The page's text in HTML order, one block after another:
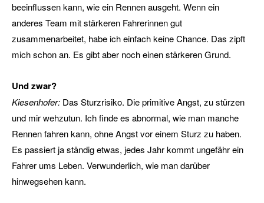
beeinflussen kann, wie ein Rennen ausgeht. Wenn ein
anderes Team mit stärkeren Fahrerinnen gut
zusammenarbeitet, habe ich einfach keine Chance. Das zipft
mich schon an. Es gibt aber noch einen stärkeren Grund.
Und zwar?
Kiesenhofer: Das Sturzrisiko. Die primitive Angst, zu stürzen
und mir wehzutun. Ich finde es abnormal, wie man manche
Rennen fahren kann, ohne Angst vor einem Sturz zu haben.
Es passiert ja ständig etwas, jedes Jahr kommt ungefähr ein
Fahrer ums Leben. Verwunderlich, wie man darüber
hinwegsehen kann.